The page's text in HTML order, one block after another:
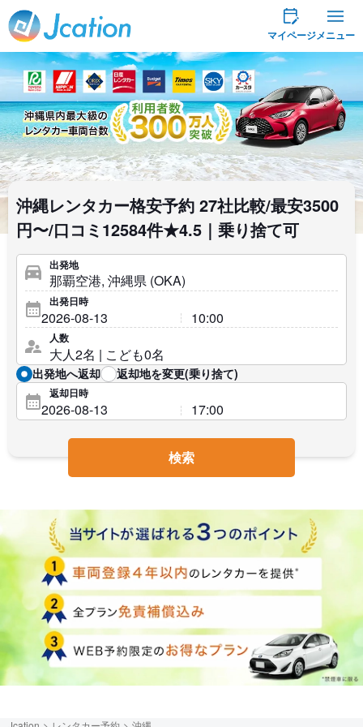
Jcation
マイページメニュー
沖縄レンタカー格安予約 27社比較/最安3500
円〜/口コミ12584件★4.5｜乗り捨て可
出発地
出発日時
人数
出発地へ返却 返却地を変更(乗り捨て)
返却日時
検索